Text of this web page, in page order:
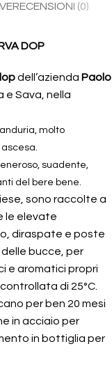
RECENSIONI (0)
DOP
dell’azienda Paolo
e Sava, nella
molto
suadente,
del bere bene.
sono raccolte a
le elevate
diraspate e poste
bucce, per
e aromatici propri
di 25°C.
per ben 20 mesi
in acciaio per
in bottiglia per